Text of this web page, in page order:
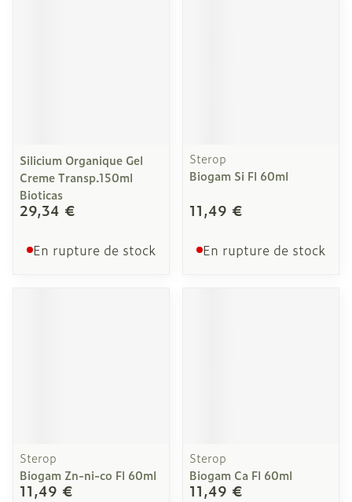
Silicium Organique Gel
Creme Transp.150ml
Bioticas
29,34 €
En rupture de stock
Sterop
Biogam Si Fl 60ml
11,49 €
En rupture de stock
Sterop
Biogam Zn-ni-co Fl 60ml
11,49 €
Sterop
Biogam Ca Fl 60ml
11,49 €